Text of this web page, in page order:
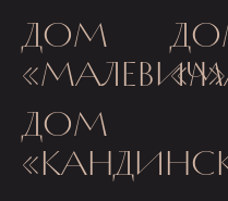
ДОМ
«МАЛЕВИЧ»
ДОМ